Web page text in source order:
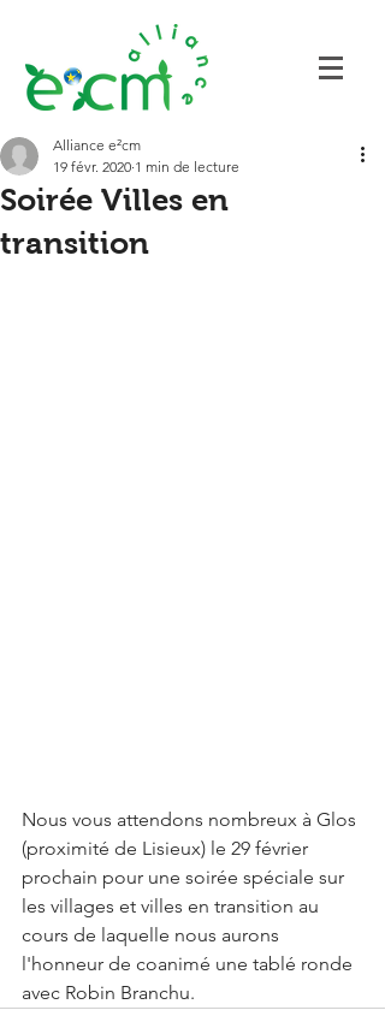
Soirée Villes en
transition
Alliance e²cm
19 févr. 2020 1 min de lecture
Nous vous attendons nombreux à Glos
(proximité de Lisieux) le 29 février
prochain pour une soirée spéciale sur
les villages et villes en transition au
cours de laquelle nous aurons
l'honneur de coanimé une tablé ronde
avec Robin Branchu.